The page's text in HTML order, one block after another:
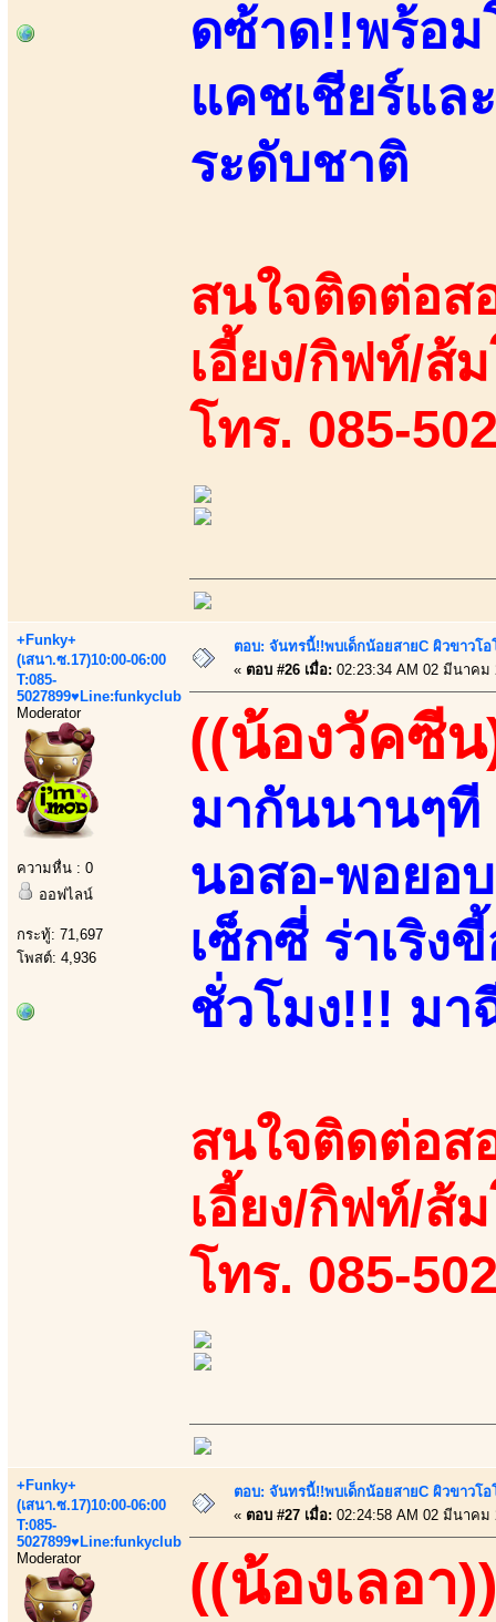
ดซ้าด!!พร้อม
แคชเชียร์แล
ระดับชาติ
สนใจติดต่อส
เอี้ยง/กิฟท์/ส้
โทร. 085-
+Funky+
(เสนา.ซ.17)10:00-06:00
T:085-
5027899♥Line:funkyclub
Moderator
ความหื่น : 0
ออฟไลน์
กระทู้: 71,697
โพสต์: 4,936
ตอบ: จันทรนี้!!พบเด็กน้อยสายC ผิวขาวโ
« ตอบ #26 เมื่อ: 02:23:34 AM 02 มีนาคม
((น้องวัคซี
มากันนานๆที
นอสอ-พอยอ
เซ็กซี่ ร่าเริ
ชั่วโมง!!! มา
สนใจติดต่อส
เอี้ยง/กิฟท์/ส้
โทร. 085-
+Funky+
(เสนา.ซ.17)10:00-06:00
T:085-
5027899♥Line:funkyclub
Moderator
ตอบ: จันทรนี้!!พบเด็กน้อยสายC ผิวขาวโ
« ตอบ #27 เมื่อ: 02:24:58 AM 02 มีนาคม
((น้องเลอา